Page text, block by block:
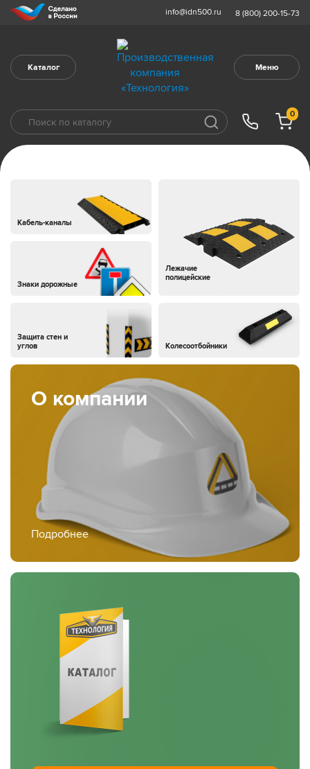
info@idn500.ru 8 (800) 200-15-73
Каталог Меню
0
Кабель-каналы
Знаки дорожные
Лежачие
полицейские
Защита стен и
углов
Колесоотбойники
О компании
Подробнее